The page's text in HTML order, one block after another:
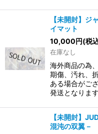
【未開封】ジ
イマット
10,000円(税
在庫なし
海外商品の為
期傷、汚れ、
ある場合がご
発送となります
【未開封】
混沌の双翼－